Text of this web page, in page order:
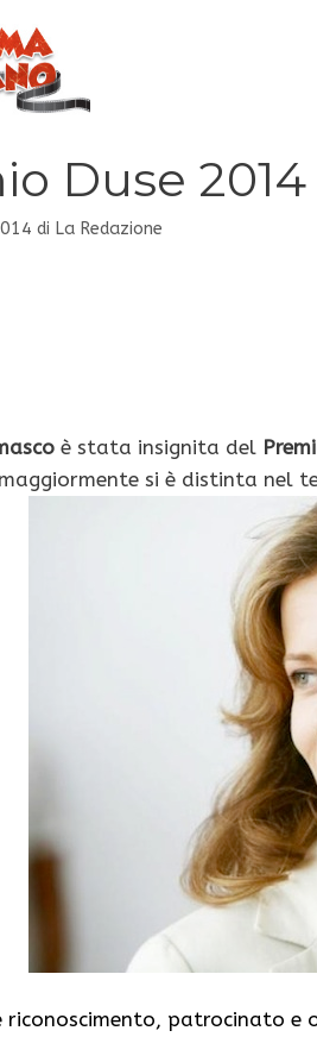
Duse
di La Redazione
è stata insignita del
si è distinta nel
riconoscimento, patrocinato e